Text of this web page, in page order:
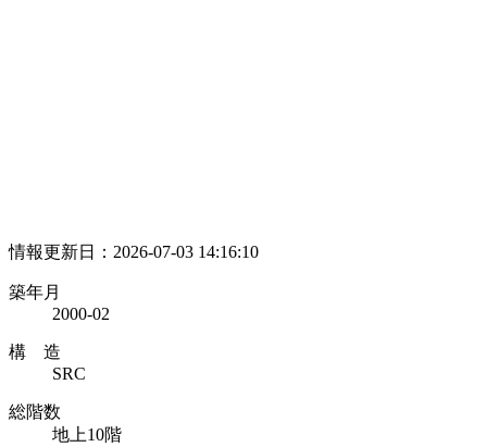
情報更新日：2026-07-03 14:16:10
築年月
2000-02
構 造
SRC
総階数
地上10階